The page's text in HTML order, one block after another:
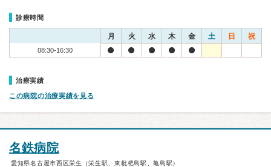
診療時間
月 火 水 木 金 土 日 祝
08:30-16:30
治療実績
この病院の治療実績を見る
名鉄病院
愛知県名古屋市西区栄生（栄生駅、東枇杷島駅、亀島駅）